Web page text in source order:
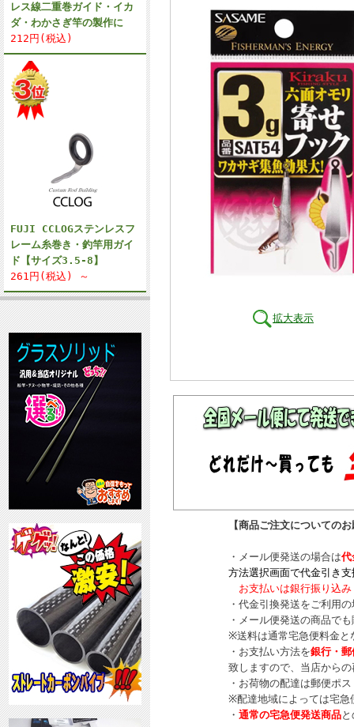
レス線二重巻ガイド・イカ
ダ・わかさぎ竿の製作に
212円(税込)
FUJI CCLOGステンレスフ
レーム糸巻き・釣竿用ガイ
ド【サイズ3.5-8】
261円(税込) ～
拡大表示
【商品ご注文についての
・メール便発送の場合は代
方法選択画面で代金引き
お支払いは銀行振り込み
・代金引換発送をご利用
・メール便発送の商品で
※送料は通常宅急便料金と
・お支払い方法を銀行・
致しますので、当店からの
・お荷物の配達は郵便ポ
※配達地域によっては宅急
・ 通常の宅急便発送商品と